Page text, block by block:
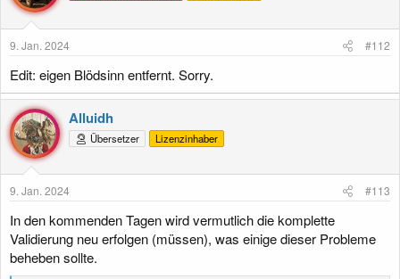
9. Jan. 2024 #112
Edit: eigen Blödsinn entfernt. Sorry.
Alluidh
Übersetzer Lizenzinhaber
9. Jan. 2024 #113
In den kommenden Tagen wird vermutlich die komplette
Validierung neu erfolgen (müssen), was einige dieser Probleme
beheben sollte.